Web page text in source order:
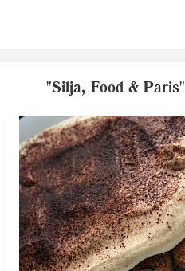
"Silja, Food & Paris"